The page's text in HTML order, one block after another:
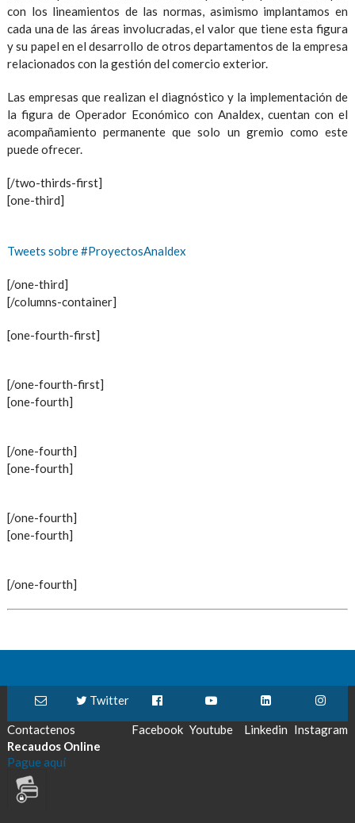
con los lineamientos de las normas, asimismo implantamos en
cada una de las áreas involucradas, el valor que tiene esta figura
y su papel en el desarrollo de otros departamentos de la empresa
relacionados con la gestión del comercio exterior.
Las empresas que realizan el diagnóstico y la implementación de
la figura de Operador Económico con Analdex, cuentan con el
acompañamiento permanente que solo un gremio como este
puede ofrecer.
[/two-thirds-first]
[one-third]
Tweets sobre #ProyectosAnaldex
[/one-third]
[/columns-container]
[one-fourth-first]
[/one-fourth-first]
[one-fourth]
[/one-fourth]
[one-fourth]
[/one-fourth]
[one-fourth]
[/one-fourth]
Contactenos
Twitter
Facebook Youtube Linkedin Instagram
Recaudos Online
Pague aquí